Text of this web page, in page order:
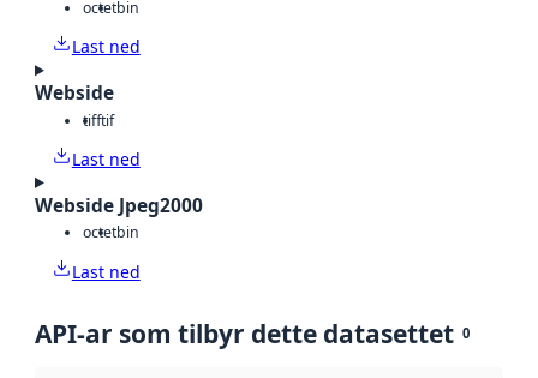
octetbin
Last ned
Webside
tifftif
Last ned
Webside Jpeg2000
octetbin
Last ned
API-ar som tilbyr dette datasettet 0